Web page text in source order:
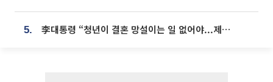
5. 李대통령 “청년이 결혼 망설이는 일 없어야...제도상 불이익 조사”